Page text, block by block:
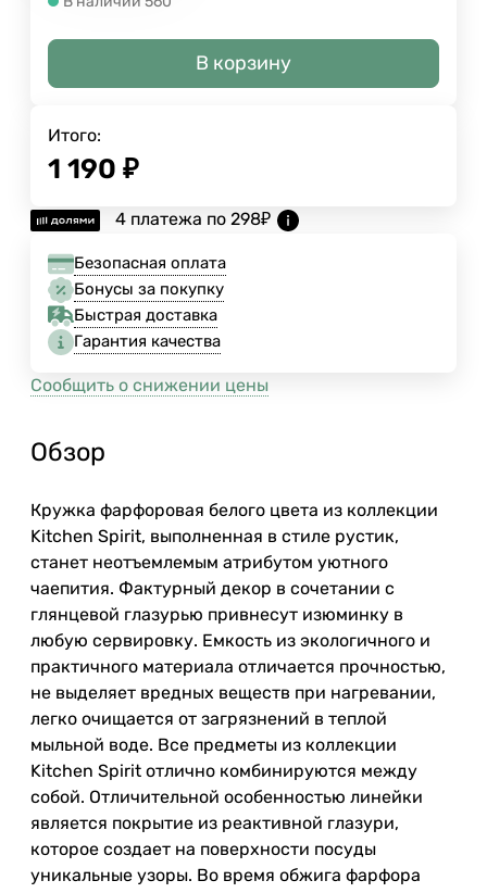
В корзину
Итого:
1 190 ₽
4 платежа по 298₽
Безопасная оплата
Бонусы за покупку
Быстрая доставка
Гарантия качества
Сообщить о снижении цены
Обзор
Кружка фарфоровая белого цвета из коллекции
Kitchen Spirit, выполненная в стиле рустик,
станет неотъемлемым атрибутом уютного
чаепития. Фактурный декор в сочетании с
глянцевой глазурью привнесут изюминку в
любую сервировку. Емкость из экологичного и
практичного материала отличается прочностью,
не выделяет вредных веществ при нагревании,
легко очищается от загрязнений в теплой
мыльной воде. Все предметы из коллекции
Kitchen Spirit отлично комбинируются между
собой. Отличительной особенностью линейки
является покрытие из реактивной глазури,
которое создает на поверхности посуды
уникальные узоры. Во время обжига фарфора